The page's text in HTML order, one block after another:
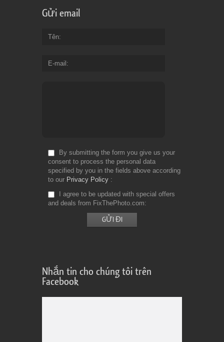
Gửi email
Tên
E-mail
By submitting the form you give us your
consent to process the personal data
specified by you in the fields above according
to our Privacy Policy
I agree to be updated with special offers
and deals from FixThePhoto.com
Nhắn tin cho chúng tôi trên
Facebook